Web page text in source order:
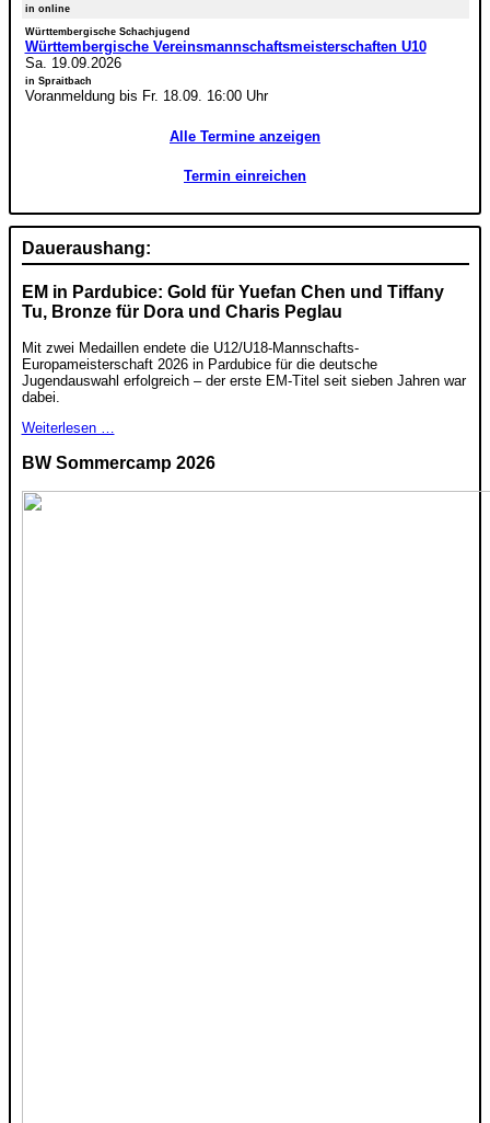
in online
Württembergische Schachjugend
Württembergische Vereinsmannschaftsmeisterschaften U10
Sa. 19.09.2026
in Spraitbach
Voranmeldung bis Fr. 18.09. 16:00 Uhr
Alle Termine anzeigen
Termin einreichen
Daueraushang:
EM in Pardubice: Gold für Yuefan Chen und Tiffany
Tu, Bronze für Dora und Charis Peglau
Mit zwei Medaillen endete die U12/U18-Mannschafts-
Europameisterschaft 2026 in Pardubice für die deutsche
Jugendauswahl erfolgreich – der erste EM-Titel seit sieben Jahren war
dabei.
Weiterlesen …
BW Sommercamp 2026